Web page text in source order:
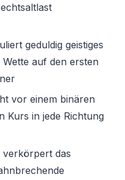
geduldig geistiges
auf den ersten
vor einem binären
Kurs in jede Richtung
verkörpert das